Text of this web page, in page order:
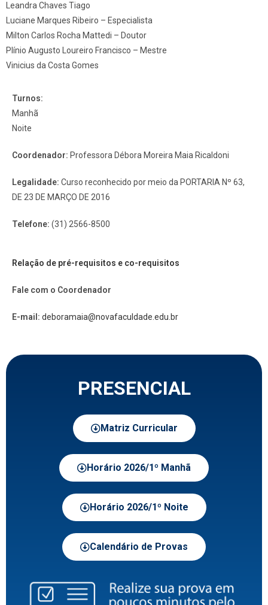
Leandra Chaves Tiago
Luciane Marques Ribeiro – Especialista
Milton Carlos Rocha Mattedi – Doutor
Plínio Augusto Loureiro Francisco – Mestre
Vinicius da Costa Gomes
Turnos:
Manhã
Noite
Coordenador: Professora Débora Moreira Maia Ricaldoni
Legalidade: Curso reconhecido por meio da PORTARIA Nº 63,
DE 23 DE MARÇO DE 2016
Telefone: (31) 2566-8500
Relação de pré-requisitos e co-requisitos
Fale com o Coordenador
E-mail: deboramaia@novafaculdade.edu.br
PRESENCIAL
Matriz Curricular
Horário 2026/1º Manhã
Horário 2026/1º Noite
Calendário de Provas